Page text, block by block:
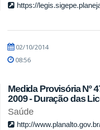
https://
02/10/2014
08:56
Medida Provisória Nº
2009 - Duração das
Saúde
http://